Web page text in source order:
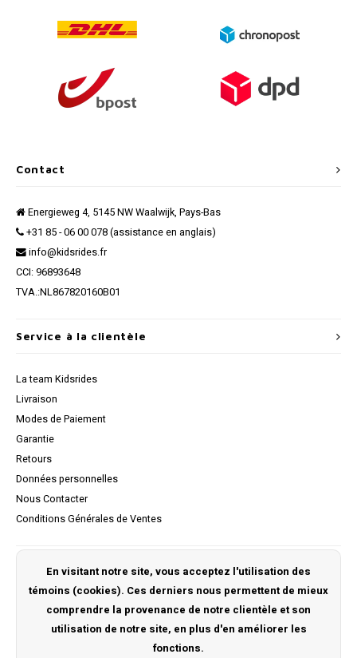
Contact
Energieweg 4, 5145 NW Waalwijk, Pays-Bas
+31 85 - 06 00 078 (assistance en anglais)
info@kidsrides.fr
CCI: 96893648
TVA.:NL867820160B01
Service à la clientèle
La team Kidsrides
Livraison
Modes de Paiement
Garantie
Retours
Données personnelles
Nous Contacter
Conditions Générales de Ventes
S'inscrire
Mes commandes
En visitant notre site, vous acceptez l'utilisation des
témoins (cookies). Ces derniers nous permettent de mieux
comprendre la provenance de notre clientèle et son
utilisation de notre site, en plus d'en améliorer les
fonctions.